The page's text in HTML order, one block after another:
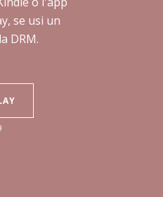
se usi un
DRM.